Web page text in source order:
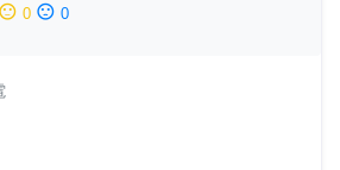
sentiment_neutral 0 sentiment_dissatisfied 0